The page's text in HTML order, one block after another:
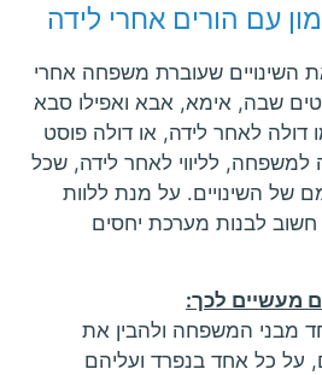
השינויים שעוברת משפחה אחרי
שבה, אימא, אבא ואפילו סבא
לאחר לידה, או דולה פוסט
למשפחה, לליווי לאחר לידה, שכל
של השינויים. על מנת ללוות
לבנות מערכת יחסים
מבני המשפחה ולהבין את
על כל אחד בנפרד ועליהם